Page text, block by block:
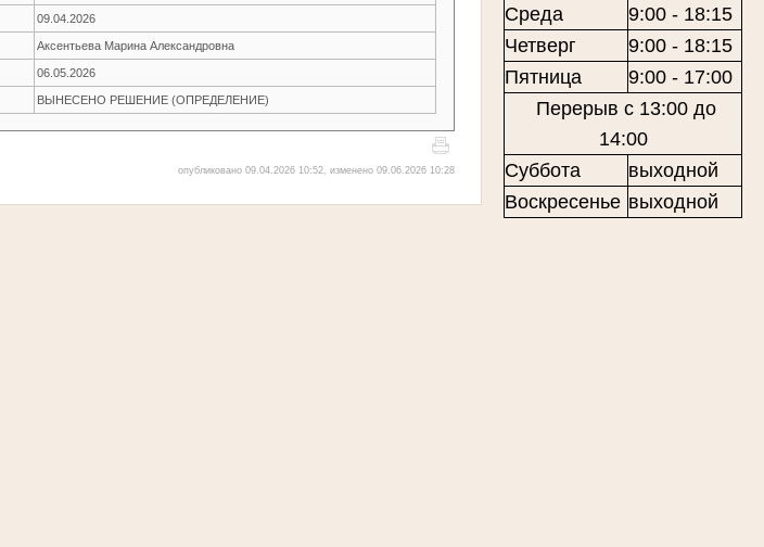
Среда
9:00 - 18:15
Четверг
9:00 - 18:15
Пятница
9:00 - 17:00
Перерыв с 13:00 до
14:00
Суббота
выходной
Воскресенье выходной
09.04.2026
Аксентьева Марина Александровна
06.05.2026
ВЫНЕСЕНО РЕШЕНИЕ (ОПРЕДЕЛЕНИЕ)
опубликовано 09.04.2026 10:52, изменено 09.06.2026 10:28